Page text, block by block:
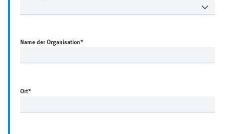
Name der Organisation*
Ort*